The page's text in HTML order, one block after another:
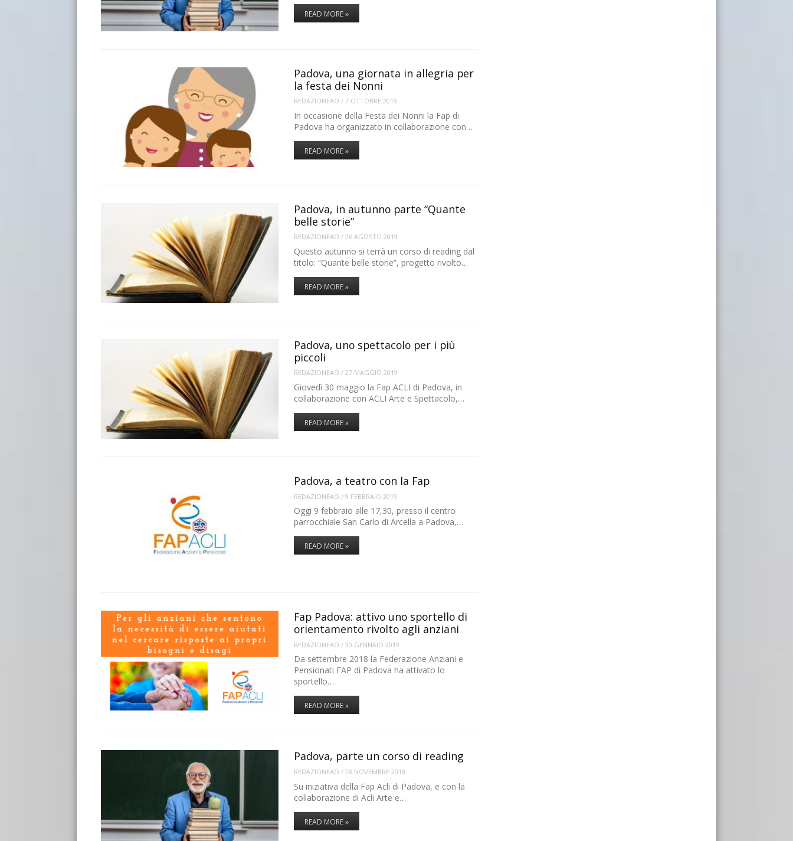
READ MORE »
Padova, una giornata in allegria per
la festa dei Nonni
REDAZIONEAO / 7 OTTOBRE 2019
In occasione della Festa dei Nonni la Fap di
Padova ha organizzato in collaborazione con…
READ MORE »
Padova, in autunno parte “Quante
belle storie”
REDAZIONEAO / 26 AGOSTO 2019
Questo autunno si terrà un corso di reading dal
titolo: “Quante belle storie”, progetto rivolto…
READ MORE »
Padova, uno spettacolo per i più
piccoli
REDAZIONEAO / 27 MAGGIO 2019
Giovedì 30 maggio la Fap ACLI di Padova, in
collaborazione con ACLI Arte e Spettacolo,…
READ MORE »
Padova, a teatro con la Fap
REDAZIONEAO / 9 FEBBRAIO 2019
Oggi 9 febbraio alle 17,30, presso il centro
parrocchiale San Carlo di Arcella a Padova,…
READ MORE »
Fap Padova: attivo uno sportello di
orientamento rivolto agli anziani
REDAZIONEAO / 30 GENNAIO 2019
Da settembre 2018 la Federazione Anziani e
Pensionati FAP di Padova ha attivato lo
sportello…
READ MORE »
Padova, parte un corso di reading
REDAZIONEAO / 28 NOVEMBRE 2018
Su iniziativa della Fap Acli di Padova, e con la
collaborazione di Acli Arte e…
READ MORE »